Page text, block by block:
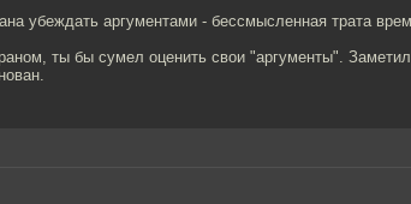
убеждать аргументами - бессмысленная трата
ты бы сумел оценить свои "аргументы".